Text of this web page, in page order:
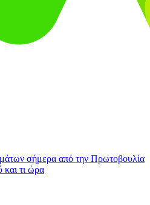
σήμερα από την Πρωτοβουλία
τι ώρα